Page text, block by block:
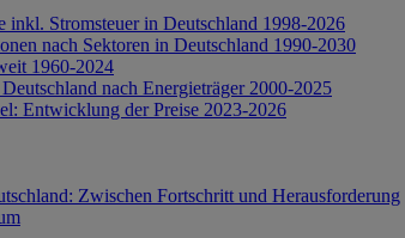
inkl. Stromsteuer in Deutschland 1998-2026
nach Sektoren in Deutschland 1990-2030
1960-2024
nach Energieträger 2000-2025
Entwicklung der Preise 2023-2026
Zwischen Fortschritt und Herausforderung